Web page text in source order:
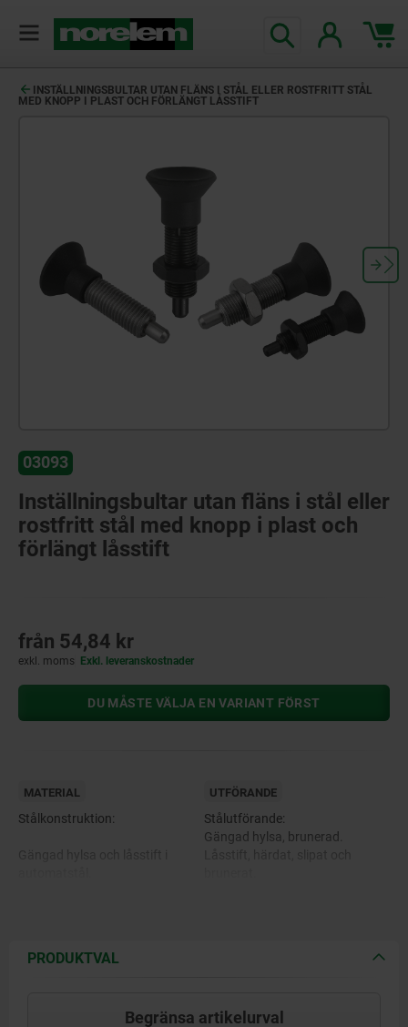
INSTÄLLNINGSBULTAR UTAN FLÄNS I STÅL ELLER ROSTFRITT STÅL
MED KNOPP I PLAST OCH FÖRLÄNGT LÅSSTIFT
03093
Inställningsbultar utan fläns i stål eller
rostfritt stål med knopp i plast och
förlängt låsstift
från 54,84 kr
exkl. moms Exkl. leveranskostnader
DU MÅSTE VÄLJA EN VARIANT FÖRST
MATERIAL
Stålkonstruktion:
Låsstift härdat 1.4034.
UTFÖRANDE
Stålutförande:
Gängad hylsa, brunerad.
PRODUKTVAL
Begränsa artikelurval